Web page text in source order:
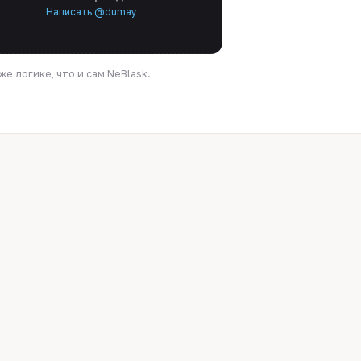
Написать @dumay
логике, что и сам NeBlask.